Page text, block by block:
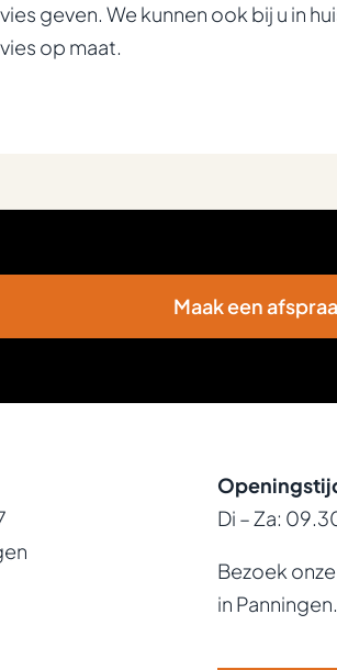
geven. We kunnen ook bij u in
op maat.
Maak een
Di – Za:
Bezoek
in Panningen.